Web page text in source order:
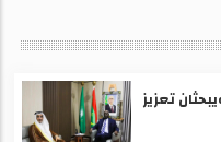
تعزيز